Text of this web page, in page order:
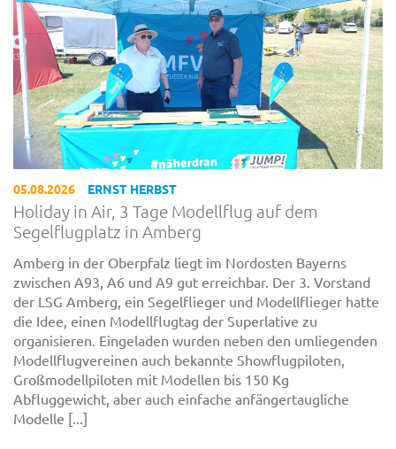
05.08.2026 ERNST HERBST
Holiday in Air, 3 Tage Modellflug auf dem
Segelflugplatz in Amberg
Amberg in der Oberpfalz liegt im Nordosten Bayerns
zwischen A93, A6 und A9 gut erreichbar. Der 3. Vorstand
der LSG Amberg, ein Segelflieger und Modellflieger hatte
die Idee, einen Modellflugtag der Superlative zu
organisieren. Eingeladen wurden neben den umliegenden
Modellflugvereinen auch bekannte Showflugpiloten,
Großmodellpiloten mit Modellen bis 150 Kg
Abfluggewicht, aber auch einfache anfängertaugliche
Modelle [...]